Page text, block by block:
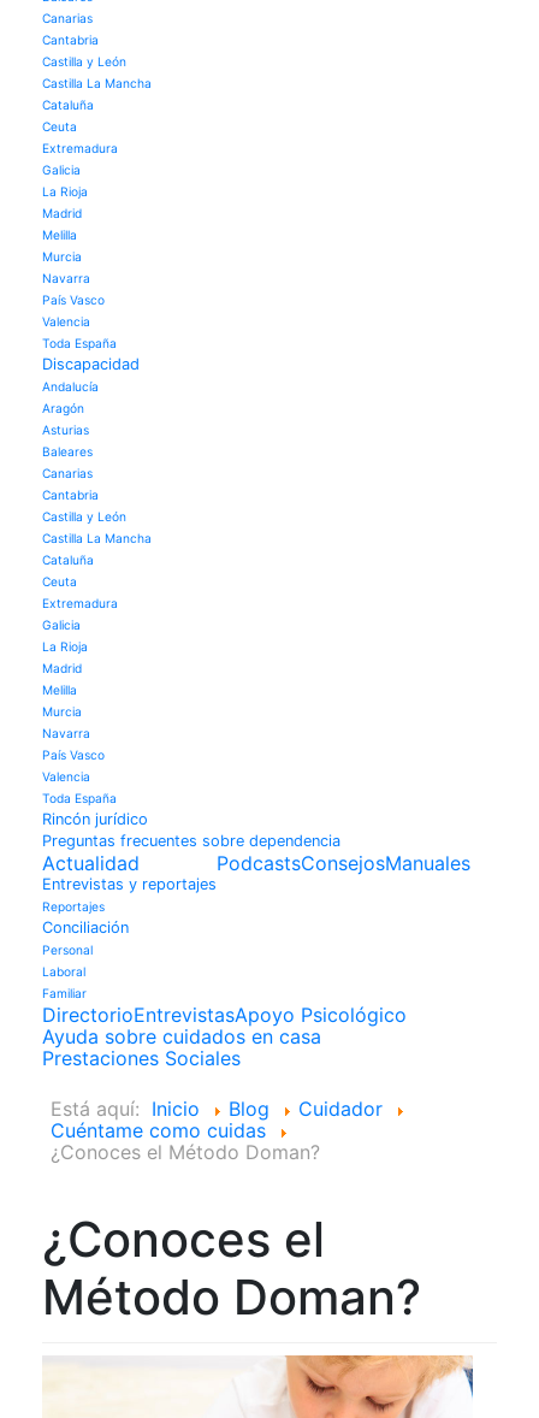
Canarias
Cantabria
Castilla y León
Castilla La Mancha
Cataluña
Ceuta
Extremadura
Galicia
La Rioja
Madrid
Melilla
Murcia
Navarra
País Vasco
Valencia
Toda España
Discapacidad
Andalucía
Aragón
Asturias
Baleares
Canarias
Cantabria
Castilla y León
Castilla La Mancha
Cataluña
Ceuta
Extremadura
Galicia
La Rioja
Madrid
Melilla
Murcia
Navarra
País Vasco
Valencia
Toda España
Rincón jurídico
Preguntas frecuentes sobre dependencia
Actualidad
Entrevistas y reportajes
Reportajes
Conciliación
Personal
Laboral
Familiar
PodcastsConsejosManuales
DirectorioEntrevistasApoyo Psicológico
Ayuda sobre cuidados en casa
Prestaciones Sociales
Está aquí: Inicio Blog
Cuidador
Cuéntame como cuidas
¿Conoces el Método Doman?
¿Conoces el
Método Doman?